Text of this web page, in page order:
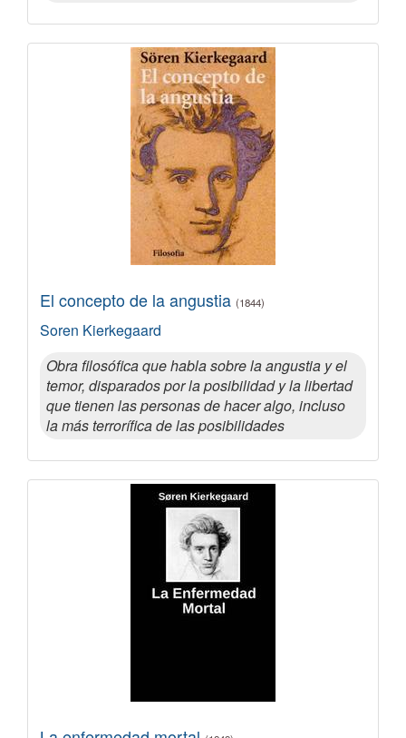
El concepto de la angustia (1844)
Soren Kierkegaard
Obra filosófica que habla sobre la angustia y el
temor, disparados por la posibilidad y la libertad
que tienen las personas de hacer algo, incluso
la más terrorífica de las posibilidades